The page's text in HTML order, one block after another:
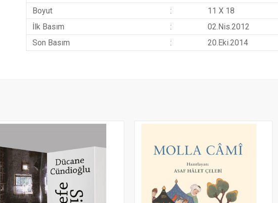
Boyut
:
11 X 18
İlk Basım
:
02.Nis.2012
Son Basım
: 20.Eki.2014